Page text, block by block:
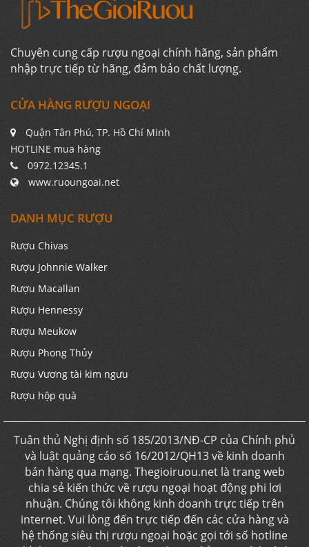
Chuyên cung cấp rượu ngoại chính hãng, sản phẩm
nhập trực tiếp từ hãng, đảm bảo chất lượng.
CỬA HÀNG RƯỢU NGOẠI
Quận Tân Phú, TP. Hồ Chí Minh
HOTLINE mua hàng
0972.12345.1
www.ruoungoai.net
DANH MỤC RƯỢU
Rượu Chivas
Rượu Johnnie Walker
Rượu Macallan
Rượu Hennessy
Rượu Meukow
Rượu Phong Thủy
Rượu Vương tài kim ngưu
Rượu hộp quà
Tuân thủ Nghị định số 185/2013/NĐ-CP của Chính phủ
và luật quảng cáo số 16/2012/QH13 về kinh doanh
bán hàng qua mạng. Thegioiruou.net là trang web
chia sẻ kiến thức về rượu ngoại hoạt động phi lơi
nhuận. Chúng tôi không kinh doanh trực tiếp trên
internet. Vui lòng đến trực tiếp đến các cửa hàng và
hệ thống siêu thị rượu ngoại hoặc gọi tới số hotline